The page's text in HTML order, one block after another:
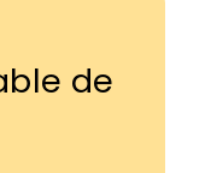
de